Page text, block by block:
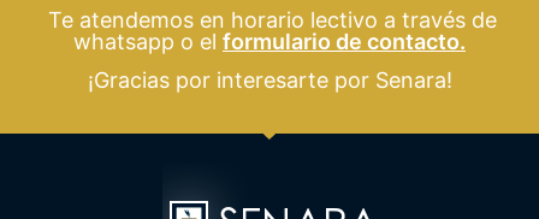
Te atendemos en horario lectivo a través de
whatsapp o el formulario de contacto.
¡Gracias por interesarte por Senara!